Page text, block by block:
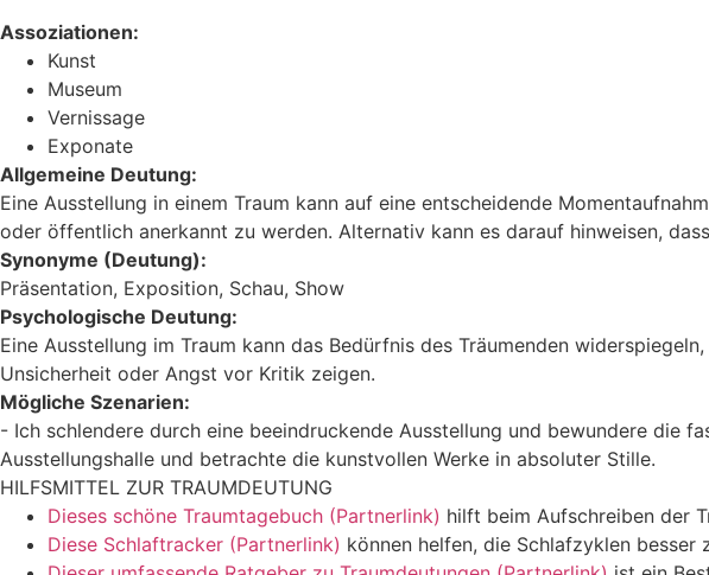
Assoziationen:
Kunst
Museum
Vernissage
Exponate
Allgemeine Deutung:
Eine Ausstellung in einem Traum kann auf eine entscheidende
oder öffentlich anerkannt zu werden. Alternativ kann es darauf hinweisen,
Synonyme (Deutung):
Präsentation, Exposition, Schau, Show
Psychologische Deutung:
Eine Ausstellung im Traum kann das Bedürfnis des Träumenden
Unsicherheit oder Angst vor Kritik zeigen.
Mögliche Szenarien:
- Ich schlendere durch eine beeindruckende Ausstellung und bewundere die
Ausstellungshalle und betrachte die kunstvollen Werke in absoluter Stille.
HILFSMITTEL ZUR TRAUMDEUTUNG
Dieses schöne Traumtagebuch (Partnerlink) hilft beim Aufschreiben der
Diese Schlaftracker (Partnerlink) können helfen, die Schlafzyklen besser